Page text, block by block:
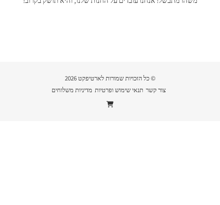
© כל הזכויות שמורות לארטיפקט 2026
צור קשר תנאי שימוש ופרטיות מדיניות משלוחים